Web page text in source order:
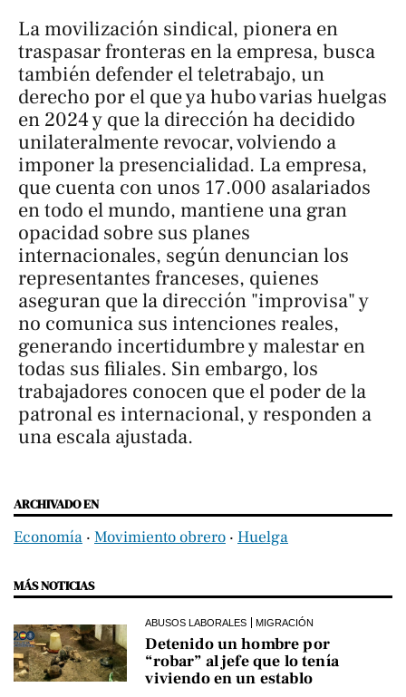
La movilización sindical, pionera en
traspasar fronteras en la empresa, busca
también defender el teletrabajo, un
derecho por el que ya hubo varias huelgas
en 2024 y que la dirección ha decidido
unilateralmente revocar, volviendo a
imponer la presencialidad. La empresa,
que cuenta con unos 17.000 asalariados
en todo el mundo, mantiene una gran
opacidad sobre sus planes
internacionales, según denuncian los
representantes franceses, quienes
aseguran que la dirección "improvisa" y
no comunica sus intenciones reales,
generando incertidumbre y malestar en
todas sus filiales. Sin embargo, los
trabajadores conocen que el poder de la
patronal es internacional, y responden a
una escala ajustada.
ARCHIVADO EN
Economía ‧ Movimiento obrero ‧ Huelga
MÁS NOTICIAS
ABUSOS LABORALES MIGRACIÓN
Detenido un hombre por
“robar” al jefe que lo tenía
viviendo en un establo